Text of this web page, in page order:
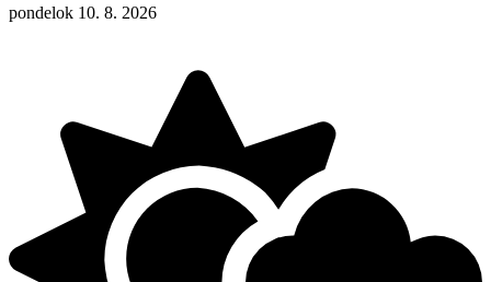
pondelok 10. 8. 2026